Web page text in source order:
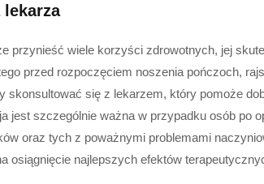
przynieść wiele korzyści zdrowotnych, jej
przed rozpoczęciem noszenia pończoch,
skonsultować się z lekarzem, który pomoże
jest szczególnie ważna w przypadku osób po
oraz tych z poważnymi problemami
osiągnięcie najlepszych efektów